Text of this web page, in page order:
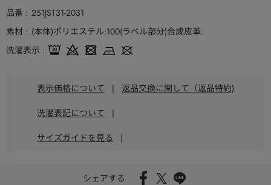
品番
251JST31-2031
素材
(本体)ポリエステル:100(ラベル部分)合成皮革:
洗濯表示
表示価格について | 返品交換に関して（返品特約)
洗濯表記について |
サイズガイドを見る |
シェアする